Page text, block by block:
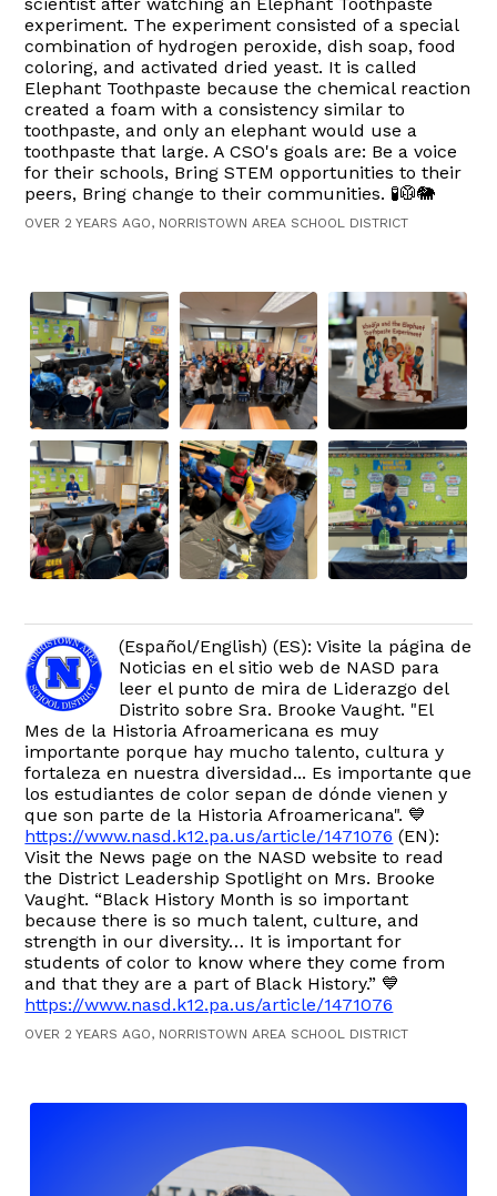
experiment. The experiment consisted of a special
combination of hydrogen peroxide, dish soap, food
coloring, and activated dried yeast. It is called
Elephant Toothpaste because the chemical reaction
created a foam with a consistency similar to
toothpaste, and only an elephant would use a
toothpaste that large. A CSO's goals are: Be a voice
for their schools, Bring STEM opportunities to their
peers, Bring change to their communities. 🧪🥼🐘
OVER 2 YEARS AGO, NORRISTOWN AREA SCHOOL DISTRICT
(Español/English) (ES): Visite la página de
Noticias en el sitio web de NASD para
leer el punto de mira de Liderazgo del
Distrito sobre Sra. Brooke Vaught. "El
Mes de la Historia Afroamericana es muy
importante porque hay mucho talento, cultura y
fortaleza en nuestra diversidad... Es importante que
los estudiantes de color sepan de dónde vienen y
que son parte de la Historia Afroamericana". 💙
https://www.nasd.k12.pa.us/article/1471076 (EN):
Visit the News page on the NASD website to read
the District Leadership Spotlight on Mrs. Brooke
Vaught. “Black History Month is so important
because there is so much talent, culture, and
strength in our diversity… It is important for
students of color to know where they come from
and that they are a part of Black History.” 💙
https://www.nasd.k12.pa.us/article/1471076
OVER 2 YEARS AGO, NORRISTOWN AREA SCHOOL DISTRICT